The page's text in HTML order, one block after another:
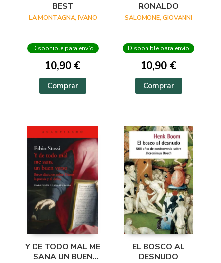
BEST
LA MONTAGNA, IVANO
Disponible para envío
10,90 €
Comprar
RONALDO
SALOMONE, GIOVANNI
Disponible para envío
10,90 €
Comprar
Y DE TODO MAL ME
SANA UN BUEN
EL BOSCO AL
DESNUDO